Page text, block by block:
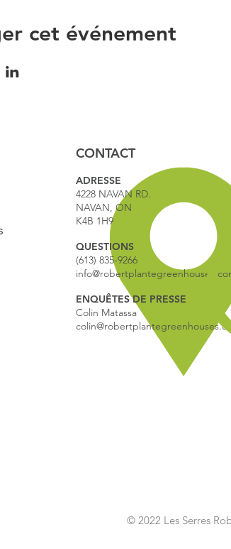
cet événement
CONTACT
ADRESSE
4228 NAVAN RD.
NAVAN, ON
K4B 1H9
QUESTIONS
(613) 835-9266
ENQUÊTES DE PRESSE
Colin Matassa
© 2022 Les Serres